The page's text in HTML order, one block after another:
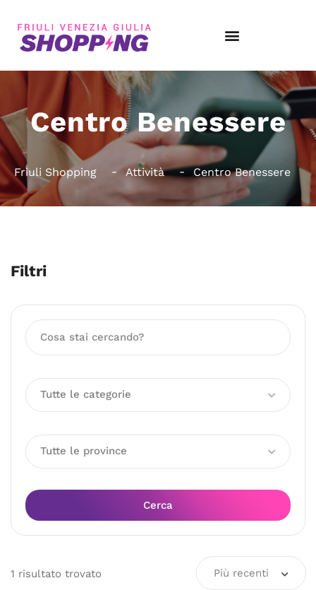
Centro Benessere
Friuli Shopping Attività Centro Benessere
Filtri
Tutte le categorie
Tutte le province
Cerca
1 risultato trovato Più recenti